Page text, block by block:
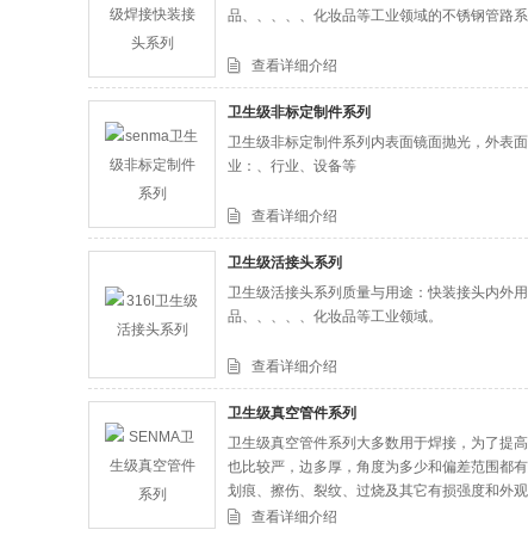
品、、、、、化妆品等工业领域的不锈钢管路
查看详细介绍
卫生级非标定制件系列
卫生级非标定制件系列内表面镜面抛光，外表
业：、行业、设备等
查看详细介绍
卫生级活接头系列
卫生级活接头系列质量与用途：快装接头内外
品、、、、、化妆品等工业领域。
查看详细介绍
卫生级真空管件系列
卫生级真空管件系列大多数用于焊接，为了提
也比较严，边多厚，角度为多少和偏差范围都
划痕、擦伤、裂纹、过烧及其它有损强度和外
连接的管子的钢种是相同的。 卫生级管件是管
查看详细介绍